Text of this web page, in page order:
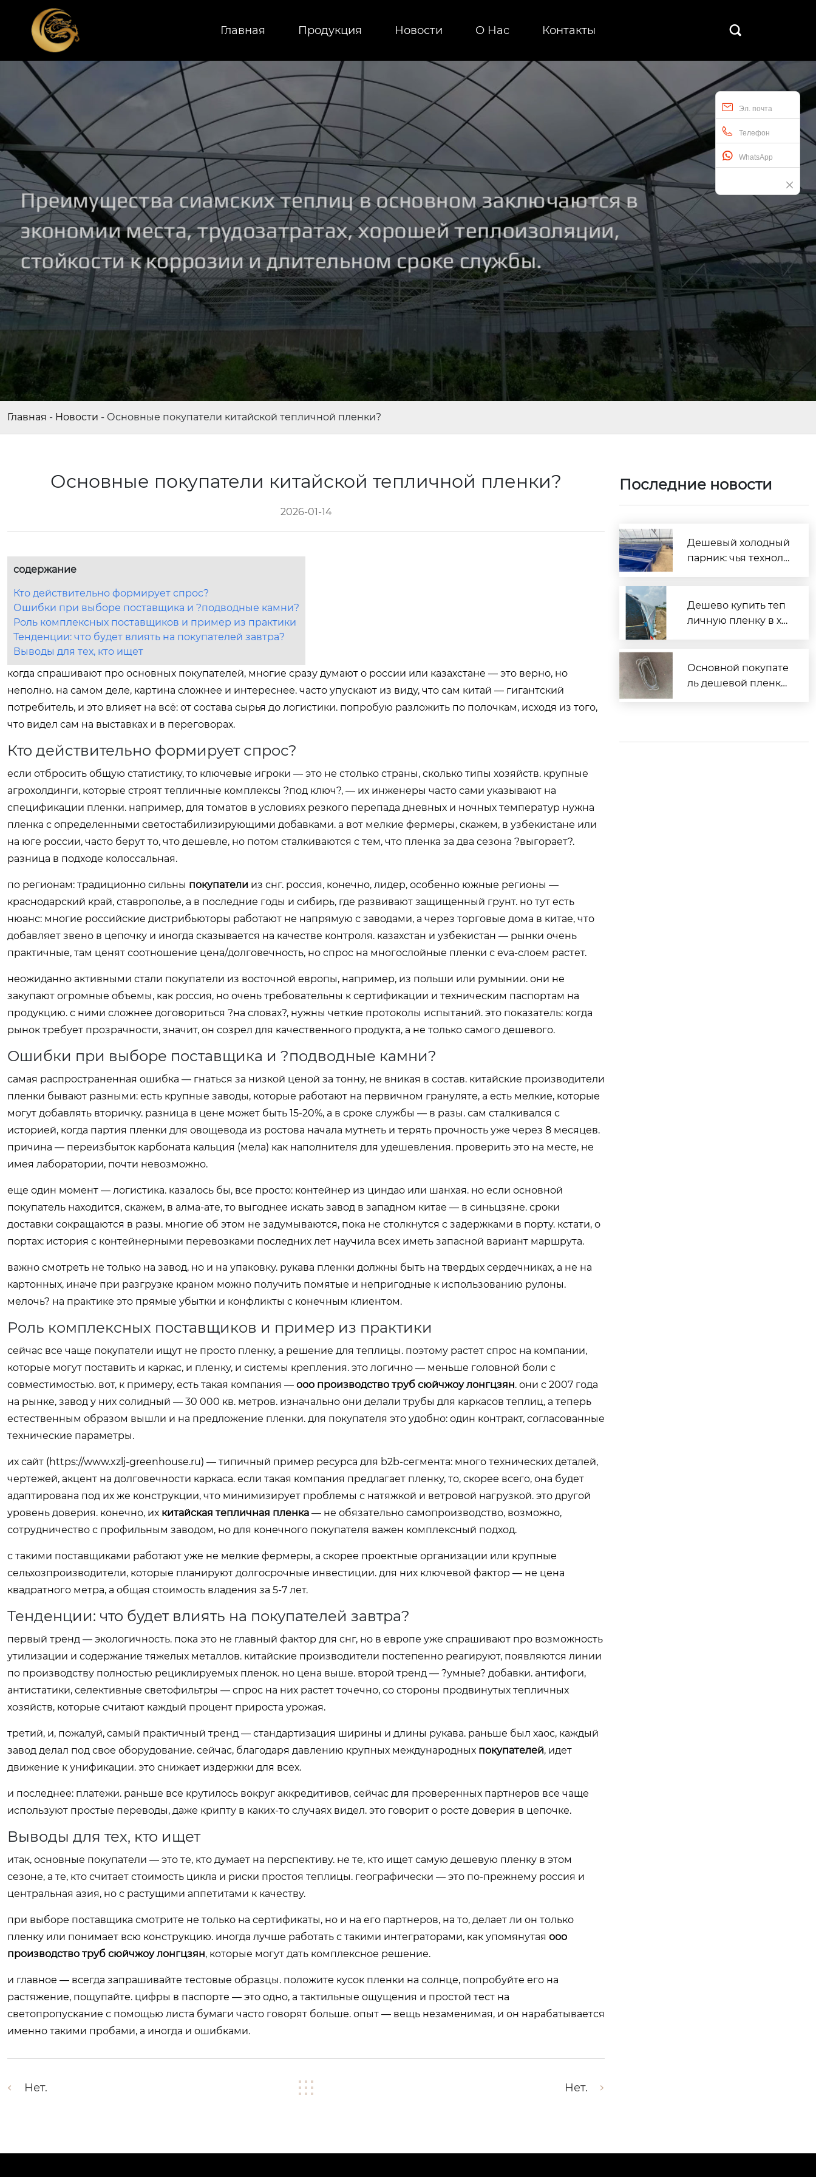
Главная Продукция Новости О Hас Контакты 
Эл. почта
Телефон
WhatsApp
Главная - Новости - Основные покупатели китайской тепличной пленки?
Основные покупатели китайской тепличной пленки?
2026-01-14
содержание
Кто действительно формирует спрос?
Ошибки при выборе поставщика и ?подводные камни?
Роль комплексных поставщиков и пример из практики
Тенденции: что будет влиять на покупателей завтра?
Выводы для тех, кто ищет
когда спрашивают про основных покупателей, многие сразу думают о россии или казахстане — это верно, но
неполно. на самом деле, картина сложнее и интереснее. часто упускают из виду, что сам китай — гигантский
потребитель, и это влияет на всё: от состава сырья до логистики. попробую разложить по полочкам, исходя из того,
что видел сам на выставках и в переговорах.
Кто действительно формирует спрос?
если отбросить общую статистику, то ключевые игроки — это не столько страны, сколько типы хозяйств. крупные
агрохолдинги, которые строят тепличные комплексы ?под ключ?, — их инженеры часто сами указывают на
спецификации пленки. например, для томатов в условиях резкого перепада дневных и ночных температур нужна
пленка с определенными светостабилизирующими добавками. а вот мелкие фермеры, скажем, в узбекистане или
на юге россии, часто берут то, что дешевле, но потом сталкиваются с тем, что пленка за два сезона ?выгорает?.
разница в подходе колоссальная.
по регионам: традиционно сильны покупатели из снг. россия, конечно, лидер, особенно южные регионы —
краснодарский край, ставрополье, а в последние годы и сибирь, где развивают защищенный грунт. но тут есть
нюанс: многие российские дистрибьюторы работают не напрямую с заводами, а через торговые дома в китае, что
добавляет звено в цепочку и иногда сказывается на качестве контроля. казахстан и узбекистан — рынки очень
практичные, там ценят соотношение цена/долговечность, но спрос на многослойные пленки с eva-слоем растет.
неожиданно активными стали покупатели из восточной европы, например, из польши или румынии. они не
закупают огромные объемы, как россия, но очень требовательны к сертификации и техническим паспортам на
продукцию. с ними сложнее договориться ?на словах?, нужны четкие протоколы испытаний. это показатель: когда
рынок требует прозрачности, значит, он созрел для качественного продукта, а не только самого дешевого.
Ошибки при выборе поставщика и ?подводные камни?
самая распространенная ошибка — гнаться за низкой ценой за тонну, не вникая в состав. китайские производители
пленки бывают разными: есть крупные заводы, которые работают на первичном грануляте, а есть мелкие, которые
могут добавлять вторичку. разница в цене может быть 15-20%, а в сроке службы — в разы. сам сталкивался с
историей, когда партия пленки для овощевода из ростова начала мутнеть и терять прочность уже через 8 месяцев.
причина — переизбыток карбоната кальция (мела) как наполнителя для удешевления. проверить это на месте, не
имея лаборатории, почти невозможно.
еще один момент — логистика. казалось бы, все просто: контейнер из циндао или шанхая. но если основной
покупатель находится, скажем, в алма-ате, то выгоднее искать завод в западном китае — в синьцзяне. сроки
доставки сокращаются в разы. многие об этом не задумываются, пока не столкнутся с задержками в порту. кстати, о
портах: история с контейнерными перевозками последних лет научила всех иметь запасной вариант маршрута.
важно смотреть не только на завод, но и на упаковку. рукава пленки должны быть на твердых сердечниках, а не на
картонных, иначе при разгрузке краном можно получить помятые и непригодные к использованию рулоны.
мелочь? на практике это прямые убытки и конфликты с конечным клиентом.
Роль комплексных поставщиков и пример из практики
сейчас все чаще покупатели ищут не просто пленку, а решение для теплицы. поэтому растет спрос на компании,
которые могут поставить и каркас, и пленку, и системы крепления. это логично — меньше головной боли с
совместимостью. вот, к примеру, есть такая компания — ооо производство труб сюйчжоу лонгцзян. они с 2007 года
на рынке, завод у них солидный — 30 000 кв. метров. изначально они делали трубы для каркасов теплиц, а теперь
естественным образом вышли и на предложение пленки. для покупателя это удобно: один контракт, согласованные
технические параметры.
их сайт (https://www.xzlj-greenhouse.ru) — типичный пример ресурса для b2b-сегмента: много технических деталей,
чертежей, акцент на долговечности каркаса. если такая компания предлагает пленку, то, скорее всего, она будет
адаптирована под их же конструкции, что минимизирует проблемы с натяжкой и ветровой нагрузкой. это другой
уровень доверия. конечно, их китайская тепличная пленка — не обязательно самопроизводство, возможно,
сотрудничество с профильным заводом, но для конечного покупателя важен комплексный подход.
с такими поставщиками работают уже не мелкие фермеры, а скорее проектные организации или крупные
сельхозпроизводители, которые планируют долгосрочные инвестиции. для них ключевой фактор — не цена
квадратного метра, а общая стоимость владения за 5-7 лет.
Тенденции: что будет влиять на покупателей завтра?
первый тренд — экологичность. пока это не главный фактор для снг, но в европе уже спрашивают про возможность
утилизации и содержание тяжелых металлов. китайские производители постепенно реагируют, появляются линии
по производству полностью рециклируемых пленок. но цена выше. второй тренд — ?умные? добавки. антифоги,
антистатики, селективные светофильтры — спрос на них растет точечно, со стороны продвинутых тепличных
хозяйств, которые считают каждый процент прироста урожая.
третий, и, пожалуй, самый практичный тренд — стандартизация ширины и длины рукава. раньше был хаос, каждый
завод делал под свое оборудование. сейчас, благодаря давлению крупных международных покупателей, идет
движение к унификации. это снижает издержки для всех.
и последнее: платежи. раньше все крутилось вокруг аккредитивов, сейчас для проверенных партнеров все чаще
используют простые переводы, даже крипту в каких-то случаях видел. это говорит о росте доверия в цепочке.
Выводы для тех, кто ищет
итак, основные покупатели — это те, кто думает на перспективу. не те, кто ищет самую дешевую пленку в этом
сезоне, а те, кто считает стоимость цикла и риски простоя теплицы. географически — это по-прежнему россия и
центральная азия, но с растущими аппетитами к качеству.
при выборе поставщика смотрите не только на сертификаты, но и на его партнеров, на то, делает ли он только
пленку или понимает всю конструкцию. иногда лучше работать с такими интеграторами, как упомянутая ооо
производство труб сюйчжоу лонгцзян, которые могут дать комплексное решение.
и главное — всегда запрашивайте тестовые образцы. положите кусок пленки на солнце, попробуйте его на
растяжение, пощупайте. цифры в паспорте — это одно, а тактильные ощущения и простой тест на
светопропускание с помощью листа бумаги часто говорят больше. опыт — вещь незаменимая, и он нарабатывается
именно такими пробами, а иногда и ошибками.
Нет. Нет.
Последние новости
Дешевый холодный
парник: чья техноло
Дешево купить теп
личную пленку в хо
Основной покупате
ль дешевой пленки